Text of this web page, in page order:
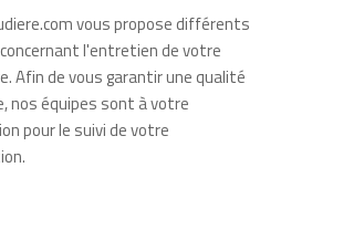
vous propose différents
l'entretien de votre
Afin de vous garantir une qualité
nos équipes sont à votre
pour le suivi de votre